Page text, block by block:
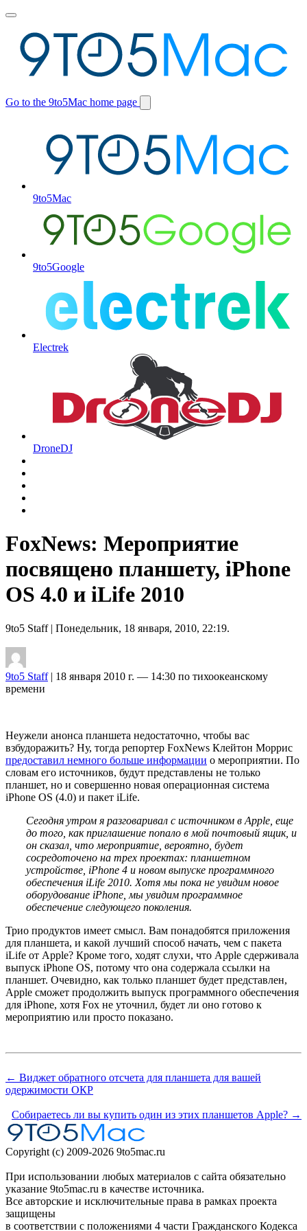
Toggle
menu
Go to the 9to5Mac home page
Switch
9to5Mac
9to5Google
Electrek
DroneDJ
FoxNews: Мероприятие
посвящено планшету, iPhone
OS 4.0 и iLife 2010
9to5 Staff| Понедельник, 18 января, 2010, 22:19.
9to5 Staff| 18 января 2010 г. — 14:30 по тихоокеанскому
времени
Неужели анонса планшета недостаточно, чтобы вас
взбудоражить? Ну, тогда репортер FoxNews Клейтон Моррис
предоставил немного больше информации о мероприятии. По
словам его источников, будут представлены не только
планшет, но и совершенно новая операционная система
iPhone OS (4.0) и пакет iLife.
Сегодня утром я разговаривал с источником в Apple, еще
до того, как приглашение попало в мой почтовый ящик, и
он сказал, что мероприятие, вероятно, будет
сосредоточено на трех проектах: планшетном
устройстве, iPhone 4 и новом выпуске программного
обеспечения iLife 2010. Хотя мы пока не увидим новое
оборудование iPhone, мы увидим программное
обеспечение следующего поколения.
Трио продуктов имеет смысл. Вам понадобятся приложения
для планшета, и какой лучший способ начать, чем с пакета
iLife от Apple? Кроме того, ходят слухи, что Apple сдерживала
выпуск iPhone OS, потому что она содержала ссылки на
планшет. Очевидно, как только планшет будет представлен,
Apple сможет продолжить выпуск программного обеспечения
для iPhone, хотя Fox не уточнил, будет ли оно готово к
мероприятию или просто показано.
← Виджет обратного отсчета для планшета для вашей
одержимости ОКР
Собираетесь ли вы купить один из этих планшетов Apple? →
Copyright (c) 2009-2026 9to5mac.ru
При использовании любых материалов с сайта обязательно
указание 9to5mac.ru в качестве источника.
Все авторские и исключительные права в рамках проекта
защищены
в соответствии с положениями 4 части Гражданского Кодекса